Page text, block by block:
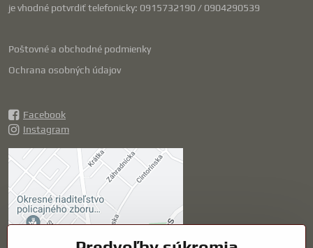
je vhodné potvrdiť telefonicky: 0915732190 / 0904290539
Poštovné a obchodné podmienky
Ochrana osobných údajov
Facebook
Instagram
Externý obsah je
blokovaný Voľbami
súkromia
Prajete si načítať externý obsah?